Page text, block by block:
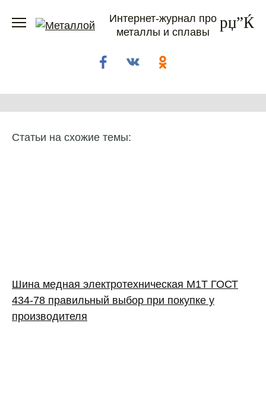
Интернет-журнал про
металлы и сплавы
Статьи на схожие темы:
Шина медная электротехническая М1Т ГОСТ
434-78 правильный выбор при покупке у
производителя